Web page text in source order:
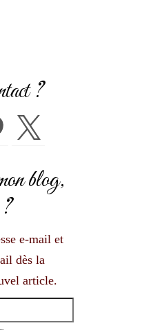
?
X
blog,
e-mail et
dès la
article.